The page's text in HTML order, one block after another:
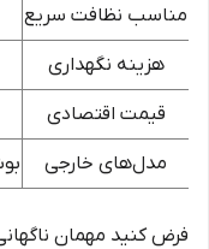
مناسب نظافت سریع
هزینه نگهداری
قیمت اقتصادی
مدل‌های خارجی
فرض کنید مهمان